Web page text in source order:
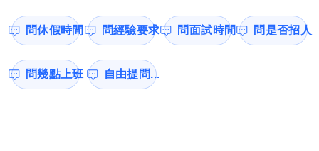
問休假時間 問經驗要求 問面試時間 問是否招人
問幾點上班 自由提問...